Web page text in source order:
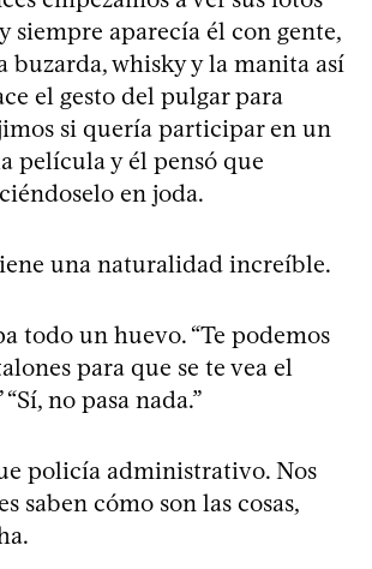
siempre aparecía él con gente,
buzarda, whisky y la manita así
el gesto del pulgar para
si quería participar en un
película y él pensó que
en joda.
una naturalidad increíble.
todo un huevo. “Te podemos
para que se te vea el
no pasa nada.”
policía administrativo. Nos
saben cómo son las cosas,